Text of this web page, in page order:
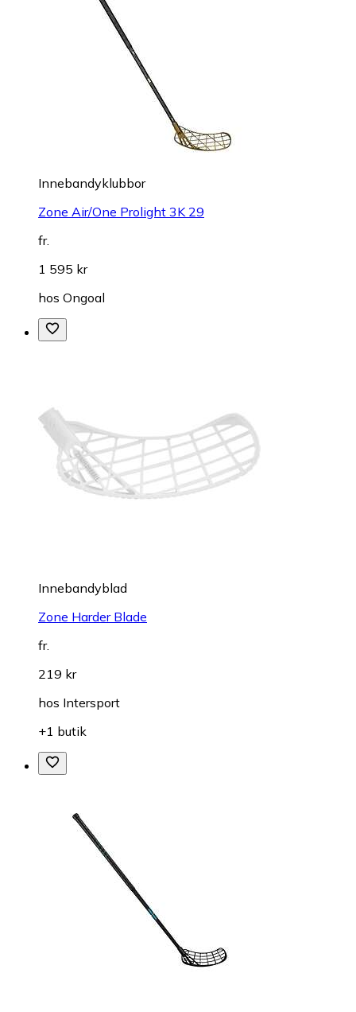
Innebandyklubbor
Zone Air/One Prolight 3K 29
fr.
1 595 kr
hos Ongoal
Innebandyblad
Zone Harder Blade
fr.
219 kr
hos Intersport
+1 butik